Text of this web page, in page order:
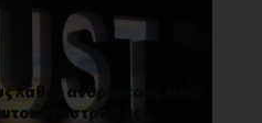
λάθος ανθρώπους είναι